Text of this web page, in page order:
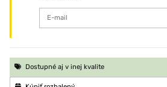
Dostupné aj v inej kvalite